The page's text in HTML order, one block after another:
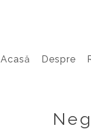
Acasă Despre